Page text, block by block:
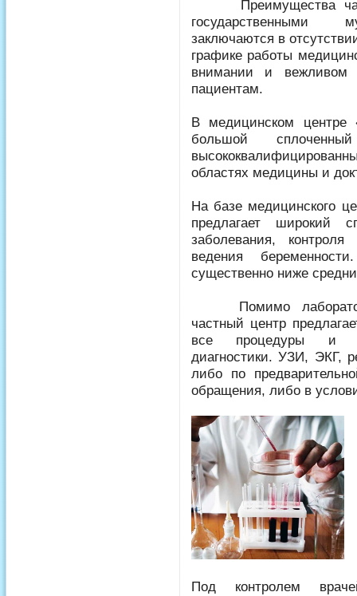
Преимущества
государственными
заключаются в
графике работы
внимании и вежливом
пациентам.
В медицинском центре
большой
областях медицины и
На базе медицинского
предлагает широкий
заболевания,
ведения
существенно ниже
Помимо
частный центр
все процедуры и
диагностики. УЗИ, ЭКГ,
либо по
обращения, либо в
Под контролем